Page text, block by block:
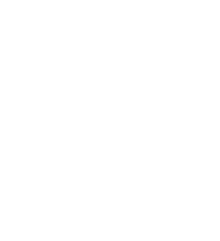
deslizando la pantalla.